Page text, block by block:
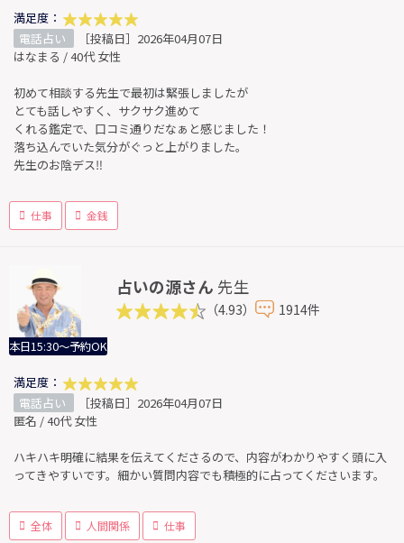
満足度：
電話占い
［投稿日］2026年04月07日
はなまる / 40代 女性
初めて相談する先生で最初は緊張しましたが
とても話しやすく、サクサク進めて
くれる鑑定で、口コミ通りだなぁと感じました！
落ち込んでいた気分がぐっと上がりました。
先生のお陰デス‼️
仕事 金銭
本日15:30～予約OK
占いの源さん 先生
（4.93） 1914件
満足度：
電話占い
［投稿日］2026年04月07日
匿名 / 40代 女性
ハキハキ明確に結果を伝えてくださるので、内容がわかりやすく頭に入
ってきやすいです。細かい質問内容でも積極的に占ってくださいます。
全体 人間関係 仕事